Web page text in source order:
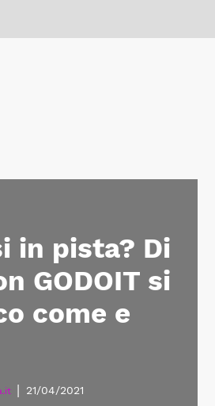
in pista? Di
GODOIT si
come e
21/04/2021